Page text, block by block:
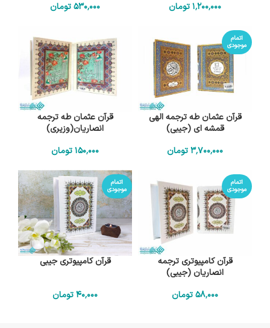
1٬200٬000تومان
530٬000تومان
اتمام
موجودی
قرآن عثمان طه ترجمه الهی
قمشه ای (جیبی)
3٬700٬000تومان
قرآن عثمان طه ترجمه
انصاریان(وزیری)
150٬000تومان
اتمام
موجودی
قرآن کامپیوتری ترجمه
انصاریان (جیبی)
58٬000تومان
اتمام
موجودی
قرآن کامپیوتری جیبی
40٬000تومان